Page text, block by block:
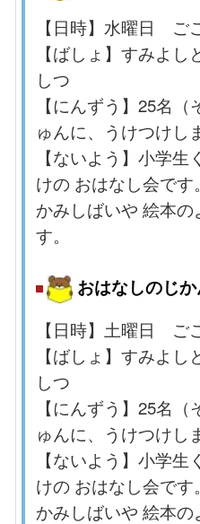
【日時】水曜日 ご
【ばしょ】すみよ
しつ
【にんずう】25名
ゅんに、うけつけし
【ないよう】小学
けの おはなし会です。
かみしばいや 絵本
す。
おはなしのじ
【日時】土曜日 ご
【ばしょ】すみよ
しつ
【にんずう】25名
ゅんに、うけつけし
【ないよう】小学
けの おはなし会です。
かみしばいや 絵本